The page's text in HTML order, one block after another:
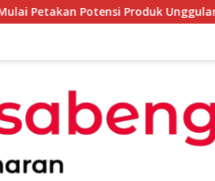
Produk Unggulan UMKM Melalui